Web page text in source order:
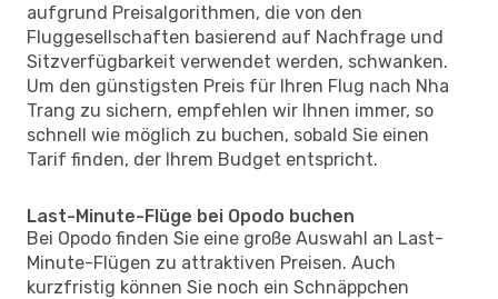
aufgrund Preisalgorithmen, die von den
Fluggesellschaften basierend auf Nachfrage und
Sitzverfügbarkeit verwendet werden, schwanken.
Um den günstigsten Preis für Ihren Flug nach Nha
Trang zu sichern, empfehlen wir Ihnen immer, so
schnell wie möglich zu buchen, sobald Sie einen
Tarif finden, der Ihrem Budget entspricht.
Last-Minute-Flüge bei Opodo buchen
Bei Opodo finden Sie eine große Auswahl an Last-
Minute-Flügen zu attraktiven Preisen. Auch
kurzfristig können Sie noch ein Schnäppchen